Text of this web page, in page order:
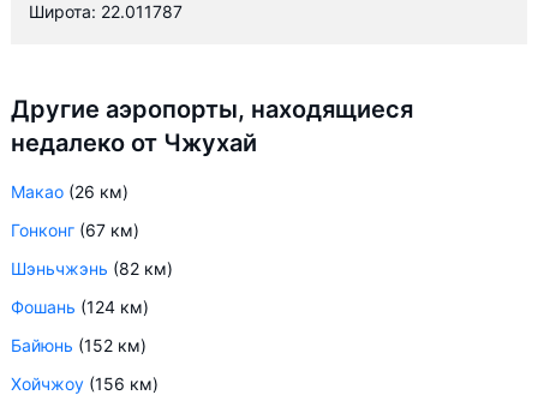
Широта: 22.011787
Другие аэропорты, находящиеся
недалеко от Чжухай
Макао (26 км)
Гонконг (67 км)
Шэньчжэнь (82 км)
Фошань (124 км)
Байюнь (152 км)
Хойчжоу (156 км)